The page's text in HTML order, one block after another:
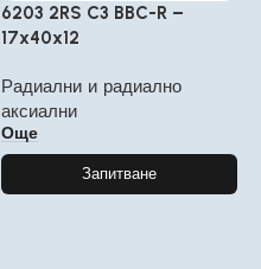
6203 2RS C3 BBC-R –
17x40x12
Радиални и радиално
аксиални
Още
Запитване